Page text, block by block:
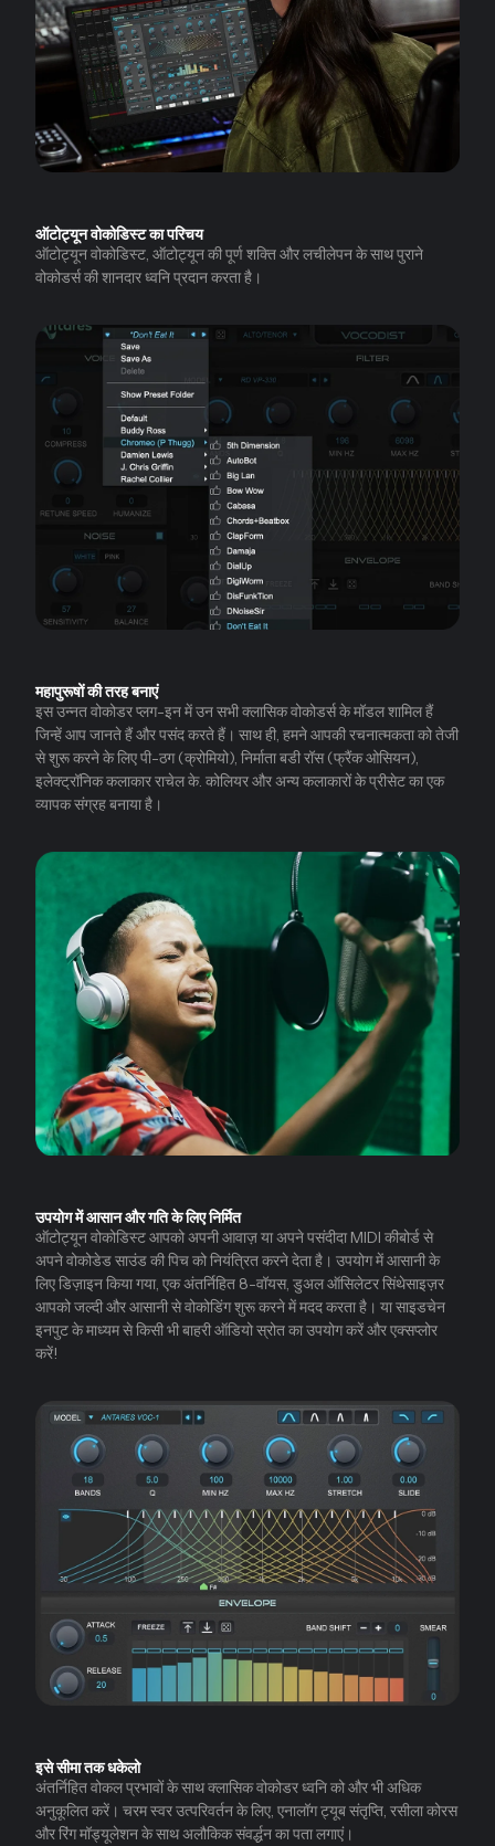
ऑटोट्यून वोकोडिस्ट का परिचय
ऑटोट्यून वोकोडिस्ट, ऑटोट्यून की पूर्ण शक्ति और लचीलेपन के साथ पुराने
वोकोडर्स की शानदार ध्वनि प्रदान करता है।
महापुरूषों की तरह बनाएं
इस उन्नत वोकोडर प्लग-इन में उन सभी क्लासिक वोकोडर्स के मॉडल शामिल हैं
जिन्हें आप जानते हैं और पसंद करते हैं। साथ ही, हमने आपकी रचनात्मकता को तेजी
से शुरू करने के लिए पी-ठग (क्रोमियो), निर्माता बडी रॉस (फ्रैंक ओसियन),
इलेक्ट्रॉनिक कलाकार राचेल के. कोलियर और अन्य कलाकारों के प्रीसेट का एक
व्यापक संग्रह बनाया है।
उपयोग में आसान और गति के लिए निर्मित
ऑटोट्यून वोकोडिस्ट आपको अपनी आवाज़ या अपने पसंदीदा MIDI कीबोर्ड से
अपने वोकोडेड साउंड की पिच को नियंत्रित करने देता है। उपयोग में आसानी के
लिए डिज़ाइन किया गया, एक अंतर्निहित 8-वॉयस, डुअल ऑसिलेटर सिंथेसाइज़र
आपको जल्दी और आसानी से वोकोडिंग शुरू करने में मदद करता है। या साइडचेन
इनपुट के माध्यम से किसी भी बाहरी ऑडियो स्रोत का उपयोग करें और एक्सप्लोर
करें!
इसे सीमा तक धकेलो
अंतर्निहित वोकल प्रभावों के साथ क्लासिक वोकोडर ध्वनि को और भी अधिक
अनुकूलित करें। चरम स्वर उत्परिवर्तन के लिए, एनालॉग ट्यूब संतृप्ति, रसीला कोरस
और रिंग मॉड्यूलेशन के साथ अलौकिक संवर्द्धन का पता लगाएं।